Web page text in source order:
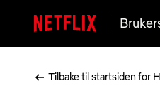
Tilbake til startsiden for